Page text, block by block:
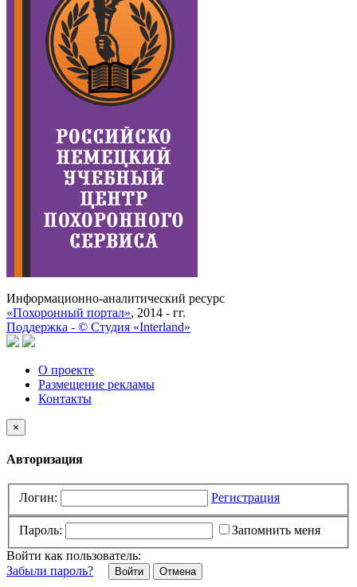
Информационно-аналитический ресурс
«Похоронный портал», 2014 - гг.
Поддержка - © Cтудия «Interland»
О проекте
Размещение рекламы
Контакты
×
Авторизация
Логин: Регистрация
Пароль:
Запомнить меня
Войти как пользователь:
Забыли пароль?
Отмена